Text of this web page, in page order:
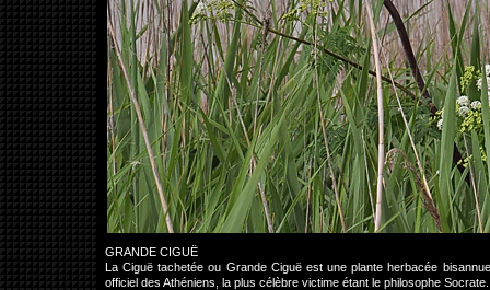
GRANDE CIGUË
La Ciguë tachetée ou Grande Ciguë est une plante herbacée
officiel des Athéniens, la plus célèbre victime étant le philosophe